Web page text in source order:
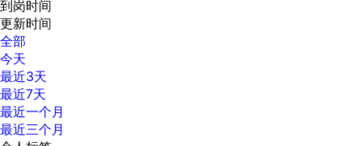
到岗时间
更新时间
全部
今天
最近3天
最近7天
最近一个月
最近三个月